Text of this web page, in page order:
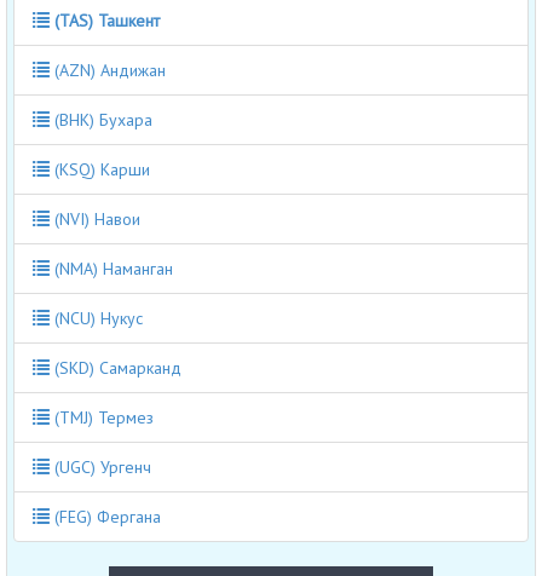
(TAS) Ташкент
(AZN) Андижан
(BHK) Бухара
(KSQ) Карши
(NVI) Навои
(NMA) Наманган
(NCU) Нукус
(SKD) Самарканд
(TMJ) Термез
(UGC) Ургенч
(FEG) Фергана